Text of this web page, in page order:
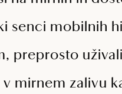
senci mobilnih
preprosto
v mirnem zalivu